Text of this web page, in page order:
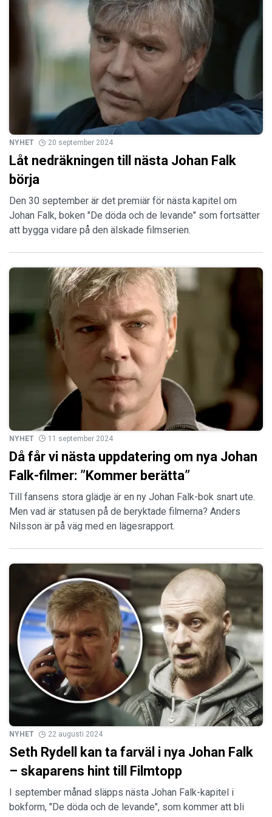
NYHET 20 september 2024
Låt nedräkningen till nästa Johan Falk
börja
Den 30 september är det premiär för nästa kapitel om
Johan Falk, boken "De döda och de levande" som fortsätter
att bygga vidare på den älskade filmserien.
NYHET 11 september 2024
Då får vi nästa uppdatering om nya Johan
Falk-filmer: ”Kommer berätta”
Till fansens stora glädje är en ny Johan Falk-bok snart ute.
Men vad är statusen på de beryktade filmerna? Anders
Nilsson är på väg med en lägesrapport.
NYHET 22 augusti 2024
Seth Rydell kan ta farväl i nya Johan Falk
– skaparens hint till Filmtopp
I september månad släpps nästa Johan Falk-kapitel i
bokform, "De döda och de levande", som kommer att bli